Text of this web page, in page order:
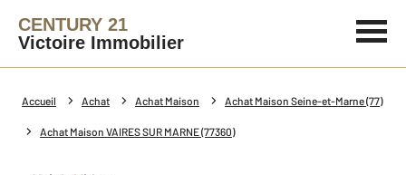
CENTURY 21
Victoire Immobilier
Accueil Achat Achat Maison Achat Maison Seine-et-Marne (77)
Achat Maison VAIRES SUR MARNE (77360)